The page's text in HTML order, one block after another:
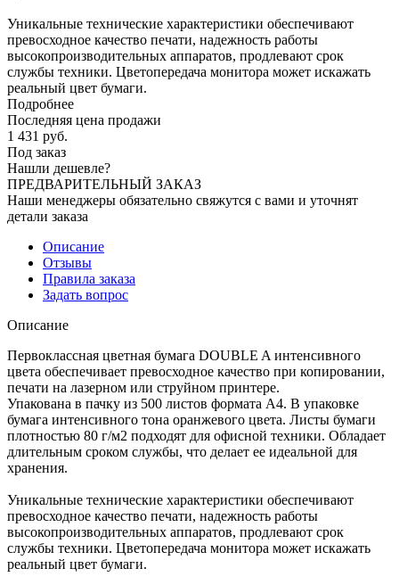
Уникальные технические характеристики обеспечивают
превосходное качество печати, надежность работы
высокопроизводительных аппаратов, продлевают срок
службы техники. Цветопередача монитора может искажать
реальный цвет бумаги.
Подробнее
Последняя цена продажи
1 431 руб.
Под заказ
Нашли дешевле?
ПРЕДВАРИТЕЛЬНЫЙ ЗАКАЗ
Наши менеджеры обязательно свяжутся с вами и уточнят
детали заказа
Описание
Отзывы
Правила заказа
Задать вопрос
Описание
Первоклассная цветная бумага DOUBLE A интенсивного
цвета обеспечивает превосходное качество при копировании,
печати на лазерном или струйном принтере.
Упакована в пачку из 500 листов формата А4. В упаковке
бумага интенсивного тона оранжевого цвета. Листы бумаги
плотностью 80 г/м2 подходят для офисной техники. Обладает
длительным сроком службы, что делает ее идеальной для
хранения.
Уникальные технические характеристики обеспечивают
превосходное качество печати, надежность работы
высокопроизводительных аппаратов, продлевают срок
службы техники. Цветопередача монитора может искажать
реальный цвет бумаги.